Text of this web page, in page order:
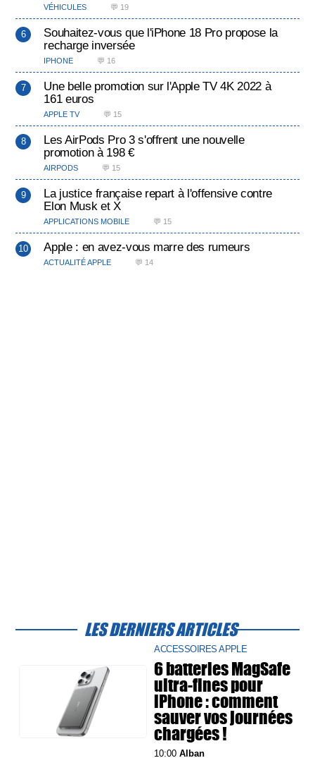
VÉHICULES 💬 19
Souhaitez-vous que l'iPhone 18 Pro propose la
recharge inversée
IPHONE 💬 16
Une belle promotion sur l'Apple TV 4K 2022 à
161 euros
APPLE TV 💬 15
Les AirPods Pro 3 s'offrent une nouvelle
promotion à 198 €
AIRPODS 💬 15
La justice française repart à l'offensive contre
Elon Musk et X
APPLICATIONS MOBILE 💬 15
Apple : en avez-vous marre des rumeurs
ACTUALITÉ APPLE 💬 14
LES DERNIERS ARTICLES
ACCESSOIRES APPLE
6 batteries MagSafe
ultra-fines pour
iPhone : comment
sauver vos journées
chargées !
10:00Alban